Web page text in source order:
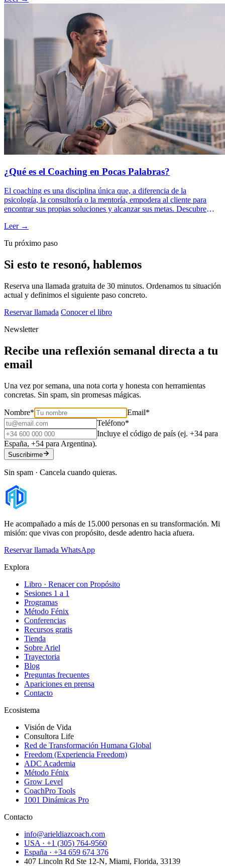
¿Qué es el Coaching en Pocas Palabras?
El coaching es una disciplina única que, a diferencia de la
psicología, la consultoría o la mentoría, empodera al cliente para
encontrar sus propias soluciones y alcanzar sus metas. Descubre
vida.
Leer →
Tu próximo paso
Si esto te resonó, hablemos
Reserva una llamada gratuita de 30 minutos. Ordenamos tu situación
actual y definimos el siguiente paso concreto.
Reservar llamada Conocer el libro
Newsletter
Recibe una reflexión semanal directa a tu
email
Una vez por semana, una nota corta y honesta con herramientas
concretas. Sin spam, sin promesas mágicas.
Nombre* Email*
Teléfono*
Incluye el código de país (ej. +34 para
España, +54 para Argentina).
Suscribirme
Sin spam · Cancela cuando quieras.
He acompañado a más de 15.000 personas en su transformación. Mi
misión: que vivas con propósito, desde adentro hacia afuera.
Reservar llamada WhatsApp
Explora
Libro · Renacer con Propósito
Sesiones 1 a 1
Programas
Método Fénix
Conferencias
Recursos gratis
Tienda
Sobre Ariel
Trayectoria
Blog
Preguntas frecuentes
Apariciones en prensa
Contacto
Ecosistema
Visión de Vida
Consultora Life
Red de Transformación Humana Global
Freedom (Experiencia Freedom)
ADC Academia
Método Fénix
Grow Level
CoachPro Tools
1001 Dinámicas Pro
Contacto
info@arieldiazcoach.com
USA · +1 (305) 764-9560
España · +34 659 674 376
407 Lincoln Rd Ste 12-N, Miami, Florida, 33139